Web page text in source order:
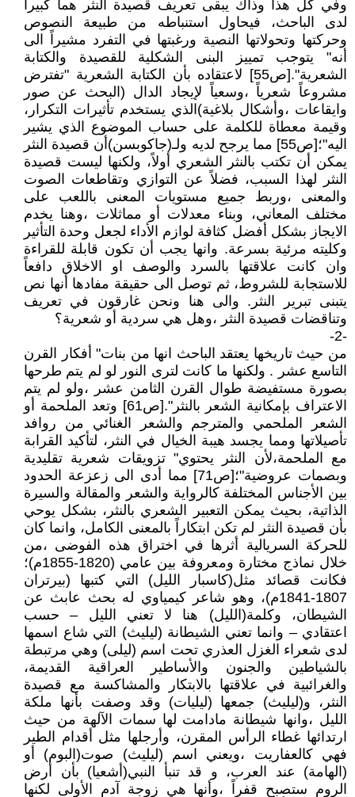
وفي كل هذا وذاك يبقى تعريف قصيدة النثر هماً كبيراً
لدى الباحث، فيحاول استنباطه من طبيعة النصوص
وحركتها وتحولاتها النصية ورغبتها في التفرد مشيراً الى
أنه" يتوجب تمييز البنى الشكلية للقصيدة والكتابة
الشعرية".[ص55] لاعتقاده بأن الكتابة الشعرية "تفترض
مشروعاً شعرياً ،وسعياً لإيجاد الدال (البحث عن صور
وايقاعات ،وأشكال بلاغية)الذي يستخدم تأثيرات التكرار،
وقيمة معطاة للكلمة على حساب الموضوع الذي يشير
اليه"؛[ص55] مما يرجح لديه ولـ(جاكوبسن)أن قصيدة النثر
يمكن أن تكتب بالنثر الشعري أولاً، ولكنها ليست قصيدة
النثر لهذا السبب، فضلاً عن التوازي وتقاطعات الصوت
والمعنى ،وربط جميع مستويات المعنى باللعب على
مختلف المعاني، وبناء معدلات أو مماثلات ،وهنا يخدم
الايجاز بشكل أفضل كثافة لوازم الأداء لجعل وحدة التأثير
وكليته مرئية بسرعة. وانها يجب أن تكون قابلة للقراءة
وان كانت علاقتها بالسرد والوصف او الاخلاق دافعاً
للاستجابة للشروط، ثم توصل الى حقيقة مفادها أنها نص
يتبنى تبرير النثر. والى هنا ونحن غارقون في تعريف
وتناقضات قصيدة النثر ،وهل هي سردية أو شعرية؟
-2-
من حيث تاريخها يعتقد الباحث انها من بنات" أفكار القرن
التاسع عشر . ولكنها ما كانت لترى النور لو لم يتم طرحها
بصورة مستفيضة طوال القرن الثامن عشر ،ولو لم يتم
الاعتراف بإمكانية الشعر بالنثر".[ص61] وتعد الملحمة أو
الشعر الملحمي والمترجم والشعر الغنائي من روافد
تأصيلاتها ومما يجسد هيبة الخيال في النثر، لتأكيد القرابة
مع الملحمة،لأن النثر يحتوي" تزويقات شعرية تقليدية
وبصمات عروضية"؛[ص71] مما أدى الى زعزعة الحدود
بين الأجناس المختلفة كالرواية والشعر والمقالة والسيرة
الذاتية، بحيث يمكن التعبير الشعري بالنثر، بشكل يوحي
بأن قصيدة النثر لم تكن ابتكاراً بالمعنى الكامل، وانما كان
للحركة السريالية أثرها في اختراق هذه الفوضى ،من
خلال نماذج مختارة ومعروفة بين عامي (1820-1855م)؛
فكانت قصائد مثل(كاسبار الليل) التي كتبها (بيرتران
1807-1841م)، وهو شاعر كيمياوي له بحث عابث عن
الشيطان، وكلمة(الليل) هنا لا تعني الليل – حسب
اعتقادي – وانما تعني الشيطانة (ليليث) التي شاع اسمها
لدى شعراء الغزل العذري تحت اسم (ليلى) وهي مرتبطة
بالشياطين والجنون والأساطير العراقية القديمة،
والغرائبية في علاقتها بالابتكار والمشاكسة مع قصيدة
النثر، و(ليليث) جمعها (ليليات) وقد وصفت بأنها ملكة
الليل ،وانها شيطانة مادامت لها سمات الآلهة من حيث
ارتدائها غطاء الرأس المقرن، وأرجلها مثل أقدام الطير
فهي كالعفاريت ،ويعني اسم (ليليث) صوت(البوم) أو
(الهامة) عند العرب، و قد تنبأ النبي(أشعيا) بأن أرض
الروم ستصبح قفراً ،وأنها هي زوجة آدم الأولى لكنها